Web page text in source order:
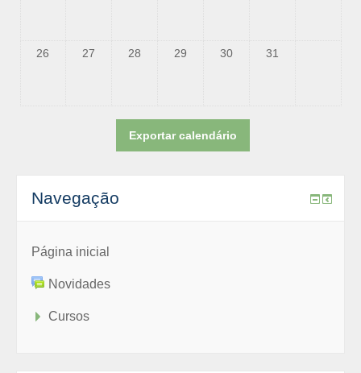
26 27 28 29 30 31
Navegação
Página inicial
Novidades
Cursos